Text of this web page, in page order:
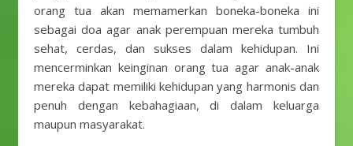
orang tua akan memamerkan boneka-boneka ini
sebagai doa agar anak perempuan mereka tumbuh
sehat, cerdas, dan sukses dalam kehidupan. Ini
mencerminkan keinginan orang tua agar anak-anak
mereka dapat memiliki kehidupan yang harmonis dan
penuh dengan kebahagiaan, di dalam keluarga
maupun masyarakat.